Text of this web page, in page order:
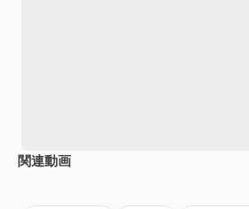
関連動画